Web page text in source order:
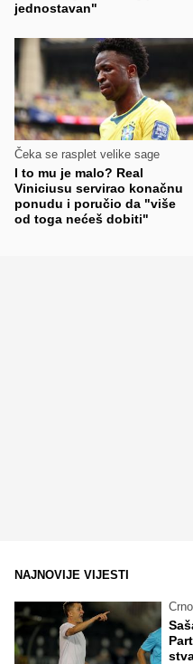
jednostavan"
Čeka se rasplet velike sage
I to mu je malo? Real
Viniciusu servirao konačnu
ponudu i poručio da "više
od toga nećeš dobiti"
NAJNOVIJE VIJESTI